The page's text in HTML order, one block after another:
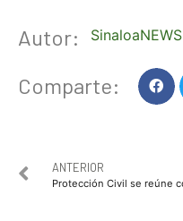
Autor: SinaloaNEWS
Comparte:
ANTERIOR